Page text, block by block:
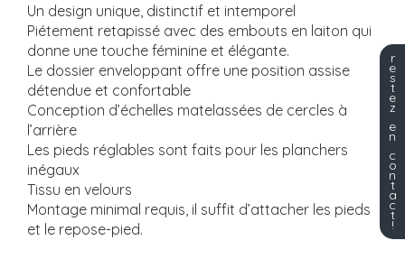
Un design unique, distinctif et intemporel
Piétement retapissé avec des embouts en laiton qui
donne une touche féminine et élégante.
Le dossier enveloppant offre une position assise
détendue et confortable
Conception d’échelles matelassées de cercles à
l’arrière
Les pieds réglables sont faits pour les planchers
inégaux
Tissu en velours
Montage minimal requis, il suffit d’attacher les pieds
et le repose-pied.
r
e
s
t
e
z
e
n
c
o
n
t
a
c
t
!